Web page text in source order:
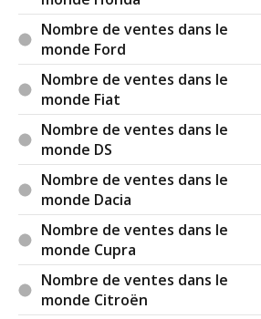
Nombre de ventes dans le
monde Ford
Nombre de ventes dans le
monde Fiat
Nombre de ventes dans le
monde DS
Nombre de ventes dans le
monde Dacia
Nombre de ventes dans le
monde Cupra
Nombre de ventes dans le
monde Citroën